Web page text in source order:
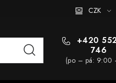
UPGRADE a servis
CZK
+420
746
(po – pá: 9:00